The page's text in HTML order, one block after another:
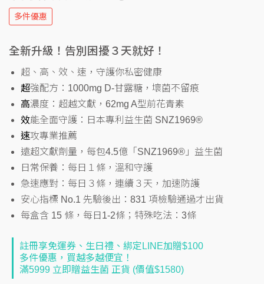
多件優惠
全新升級！告別困擾３天就好！
超、高、效、速，守護你私密健康
超強配方：1000mg D-甘露糖，壞菌不留痕
高濃度：超越文獻，62mg A型前花青素
效能全面守護：日本專利益生菌 SNZ1969®
速攻專業推薦
遠超文獻劑量，每包4.5億「SNZ1969®」益生菌
日常保養：每日１條，溫和守護
急速應對：每日３條，連續３天，加速防護
安心指標 No.1 先驗後出：831 項檢驗通過才出貨
每盒含 15 條，每日1-2條；特殊吃法：3條
註冊享免運券、生日禮、綁定LINE加贈$100
多件優惠，買越多越便宜！
滿5999 立即贈益生菌 正貨 (價值$1580)